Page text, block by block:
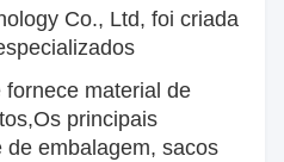
Co., Ltd, foi criada
material de
Os principais
de embalagem, sacos